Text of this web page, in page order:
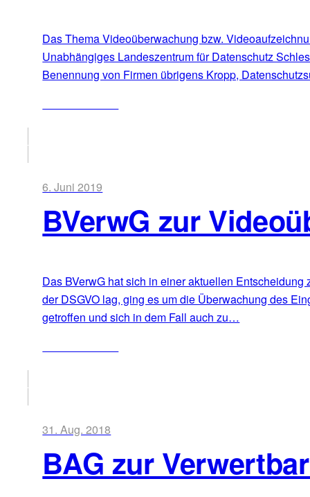
Das Thema Videoüberwachung bzw.
Unabhängiges Landeszentrum für Datenschutz
Benennung von Firmen übrigens Kropp,
6. Juni 2019
BVerwG zur
Das BVerwG hat sich in einer aktuellen
der DSGVO lag, ging es um die Überwachung des
getroffen und sich in dem Fall auch zu…
31. Aug. 2018
BAG zur